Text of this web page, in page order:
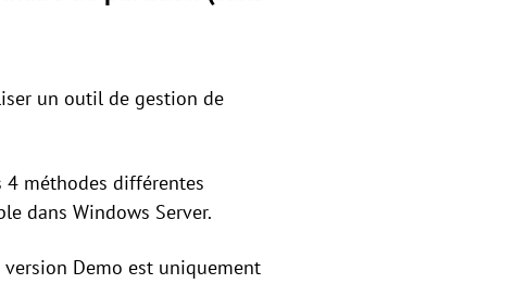
un outil de gestion de
méthodes différentes
dans Windows Server.
Demo est uniquement